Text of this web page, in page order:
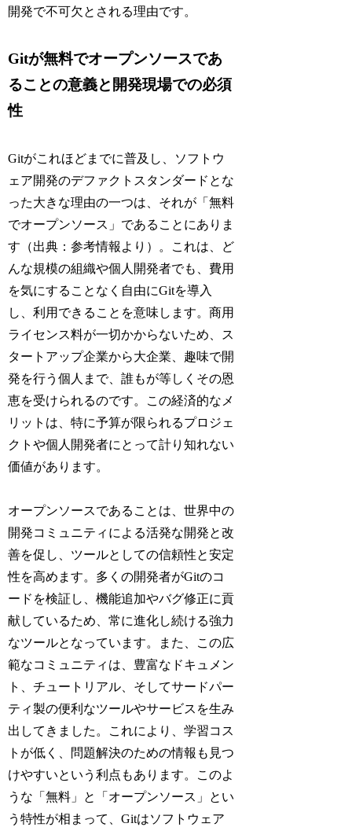
開発で不可欠とされる理由です。
Gitが無料でオープンソースであ
ることの意義と開発現場での必須
性
Gitがこれほどまでに普及し、ソフトウ
ェア開発のデファクトスタンダードとな
った大きな理由の一つは、それが「無料
でオープンソース」であることにありま
す（出典：参考情報より）。これは、ど
んな規模の組織や個人開発者でも、費用
を気にすることなく自由にGitを導入
し、利用できることを意味します。商用
ライセンス料が一切かからないため、ス
タートアップ企業から大企業、趣味で開
発を行う個人まで、誰もが等しくその恩
恵を受けられるのです。この経済的なメ
リットは、特に予算が限られるプロジェ
クトや個人開発者にとって計り知れない
価値があります。
オープンソースであることは、世界中の
開発コミュニティによる活発な開発と改
善を促し、ツールとしての信頼性と安定
性を高めます。多くの開発者がGitのコ
ードを検証し、機能追加やバグ修正に貢
献しているため、常に進化し続ける強力
なツールとなっています。また、この広
範なコミュニティは、豊富なドキュメン
ト、チュートリアル、そしてサードパー
ティ製の便利なツールやサービスを生み
出してきました。これにより、学習コス
トが低く、問題解決のための情報も見つ
けやすいという利点もあります。このよ
うな「無料」と「オープンソース」とい
う特性が相まって、Gitはソフトウェア